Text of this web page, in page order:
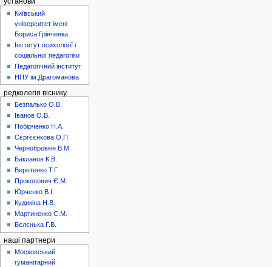
Київський
університет імені
Бориса Грінченка
Інститут психології і
соціальної педагогіки
Педагогічний інститут
НПУ ім.Драгоманова
редколегія віснику
Безпалько О.В.
Іванов О.В.
Побірченко Н.А.
Сєргєєнкова О.П.
Чернобровкін В.М.
Бакланов К.В.
Веретенко Т.Г.
Прокопович Є.М.
Юрченко В.І.
Кудикіна Н.В.
Мартиненко С.М.
Бєлєнька Г.В.
наші партнери
Московський
гуманітарний